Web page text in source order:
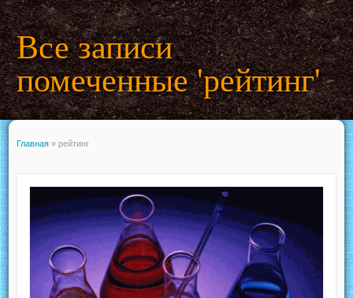
Все записи
помеченные 'рейтинг'
Главная » рейтинг